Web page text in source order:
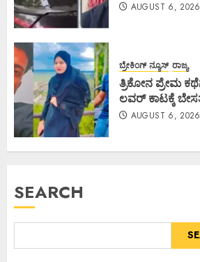
AUGUST 6, 2026
ಬ್ರೇಕಿಂಗ್ ನ್ಯೂಸ್ ರಾಜ್ಯ
ತ್ರಿಕೋನ ಪ್ರೇಮ
ಲವರ್ ಕಾಟಕ್ಕೆ
AUGUST 6, 2026
SEARCH